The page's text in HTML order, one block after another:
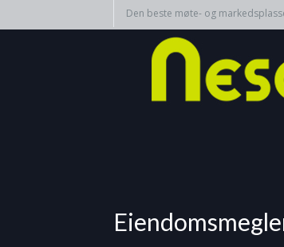
Den beste møte- og